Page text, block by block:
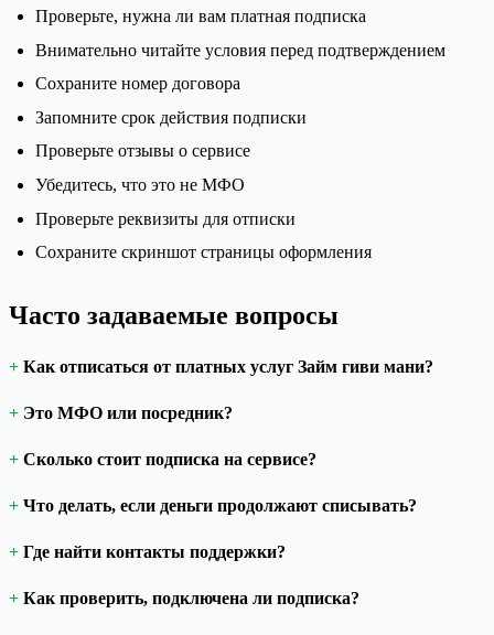
Проверьте, нужна ли вам платная подписка
Внимательно читайте условия перед подтверждением
Сохраните номер договора
Запомните срок действия подписки
Проверьте отзывы о сервисе
Убедитесь, что это не МФО
Проверьте реквизиты для отписки
Сохраните скриншот страницы оформления
Часто задаваемые вопросы
Как отписаться от платных услуг Займ гиви мани?
Это МФО или посредник?
Сколько стоит подписка на сервисе?
Что делать, если деньги продолжают списывать?
Где найти контакты поддержки?
Как проверить, подключена ли подписка?